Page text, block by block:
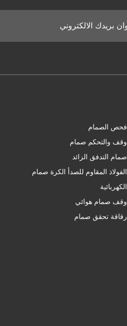
فحص الصمام
وقف والتحكم صمام
صمام التدفق الزائد
الفولاذ المقاوم للصدأ الكرة صمام
الكهربائية
وقف صمام هوائي
رقاقة تحقق صمام